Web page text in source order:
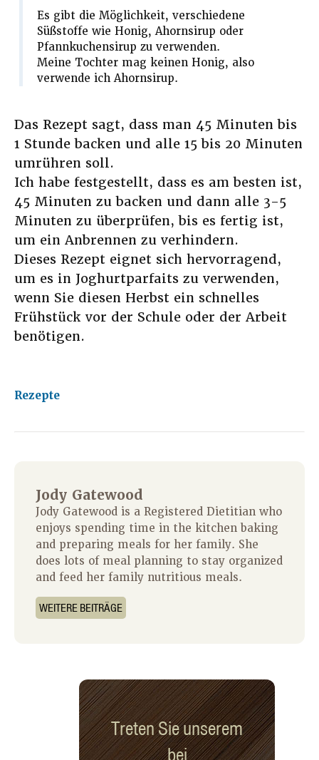
Es gibt die Möglichkeit, verschiedene
Süßstoffe wie Honig, Ahornsirup oder
Pfannkuchensirup zu verwenden.
Meine Tochter mag keinen Honig, also
verwende ich Ahornsirup.
Das Rezept sagt, dass man 45 Minuten bis
1 Stunde backen und alle 15 bis 20 Minuten
umrühren soll.
Ich habe festgestellt, dass es am besten ist,
45 Minuten zu backen und dann alle 3-5
Minuten zu überprüfen, bis es fertig ist,
um ein Anbrennen zu verhindern.
Dieses Rezept eignet sich hervorragend,
um es in Joghurtparfaits zu verwenden,
wenn Sie diesen Herbst ein schnelles
Frühstück vor der Schule oder der Arbeit
benötigen.
Rezepte
Jody Gatewood
Jody Gatewood is a Registered Dietitian who
enjoys spending time in the kitchen baking
and preparing meals for her family. She
does lots of meal planning to stay organized
and feed her family nutritious meals.
WEITERE BEITRÄGE
Treten Sie unserem
bei